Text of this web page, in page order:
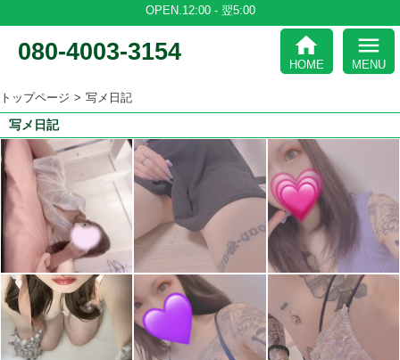
OPEN.12:00 - 翌5:00
080-4003-3154 home
HOME
menu
MENU
トップページ 写メ日記
写メ日記